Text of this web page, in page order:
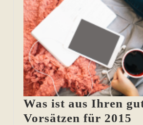
Was ist aus Ihren
Vorsätzen für 2015